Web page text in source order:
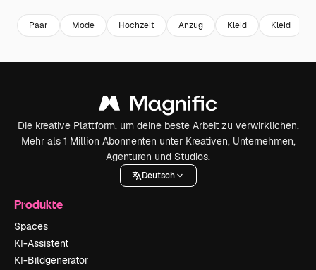
Paar Mode Hochzeit Anzug Kleid Kleid
Die kreative Plattform, um deine beste Arbeit zu verwirklichen.
Mehr als 1 Million Abonnenten unter Kreativen, Unternehmen,
Agenturen und Studios.
Deutsch
Produkte
Spaces
KI-Assistent
KI-Bildgenerator